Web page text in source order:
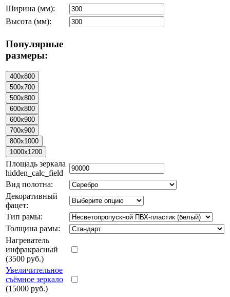
Ширина (мм):
Высота (мм):
Популярные
размеры:
Площадь зеркала
hidden_calc_field
Вид полотна:
Декоративный
фацет:
Тип рамы:
Толщина рамы:
Нагреватель
инфракрасный
(3500 руб.)
Увеличительное
съёмное зеркало
(15000 руб.)